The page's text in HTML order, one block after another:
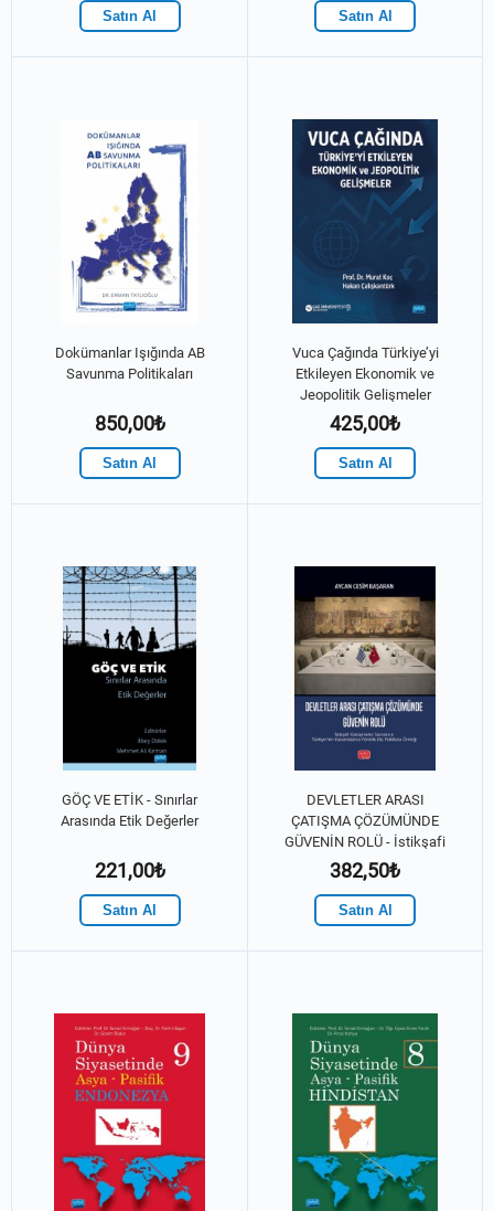
Satın Al Satın Al
Dokümanlar Işığında AB
Savunma Politikaları
850,00₺
Satın Al
Vuca Çağında Türkiye’yi
Etkileyen Ekonomik ve
Jeopolitik Gelişmeler
425,00₺
Satın Al
GÖÇ VE ETİK - Sınırlar
Arasında Etik Değerler
221,00₺
Satın Al
DEVLETLER ARASI
ÇATIŞMA ÇÖZÜMÜNDE
GÜVENİN ROLÜ - İstikşafi
Görüşmeler Süresince
Türkiye’nin Yunanistan’a
Yönelik Dış Politikası
Örneği
382,50₺
Satın Al